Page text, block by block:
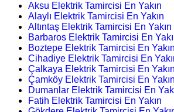
Aksu Elektrik Tamircisi En Yakın
Alaylı Elektrik Tamircisi En Yakın
Altıntaş Elektrik Tamircisi En Yakın
Barbaros Elektrik Tamircisi En
Boztepe Elektrik Tamircisi En Yakın
Cihadiye Elektrik Tamircisi En
Çalkaya Elektrik Tamircisi En Yakın
Çamköy Elektrik Tamircisi En Yakın
Dumanlar Elektrik Tamircisi En
Fatih Elektrik Tamircisi En Yakın